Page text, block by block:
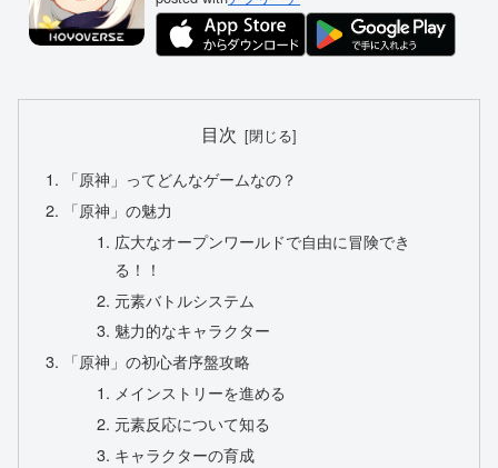
目次
「原神」ってどんなゲームなの？
「原神」の魅力
広大なオープンワールドで自由に冒険でき
る！！
元素バトルシステム
魅力的なキャラクター
「原神」の初心者序盤攻略
メインストリーを進める
元素反応について知る
キャラクターの育成